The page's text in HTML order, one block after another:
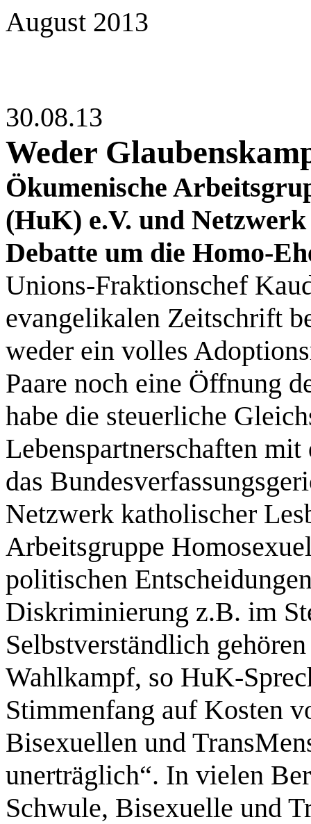
August 2013
30.08.13
Weder
Ökumenische
(HuK) e.V. und
Debatte um die Homo-
Unions-Fraktionschef
evangelikalen Zeitschrift
weder ein volles
Paare noch eine Öffnung
habe die steuerliche
Lebenspartnerschaften
das
Netzwerk katholischer
Arbeitsgruppe
politischen
Diskriminierung z.B. im
Selbstverständlich
Wahlkampf, so HuK-
Stimmenfang auf Kosten
Bisexuellen und
unerträglich“. In vielen
Schwule, Bisexuelle und